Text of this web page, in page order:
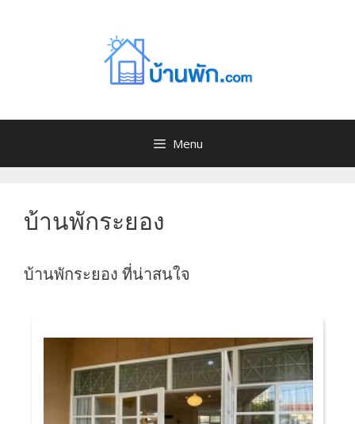
Menu
บ้านพักระยอง
บ้านพักระยอง ที่น่าสนใจ